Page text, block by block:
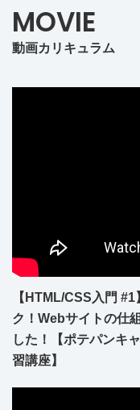
MOVIE
動画カリキュラム
【HTML/CSS入門
ク！Webサイトの仕
した！【ポテパンキ
習講座】